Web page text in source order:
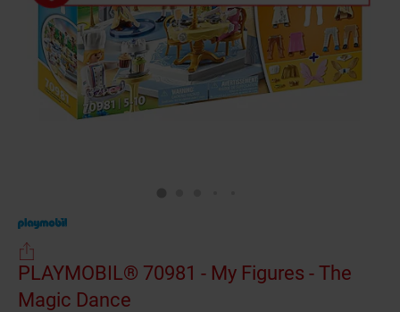
PLAYMOBIL® 70981 - My Figures - The
Magic Dance